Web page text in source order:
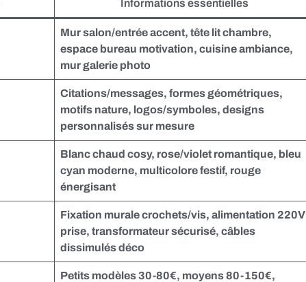
Informations essentielles
Mur salon/entrée accent, tête lit chambre,
espace bureau motivation, cuisine ambiance,
mur galerie photo
Citations/messages, formes géométriques,
motifs nature, logos/symboles, designs
personnalisés sur mesure
Blanc chaud cosy, rose/violet romantique, bleu
cyan moderne, multicolore festif, rouge
énergisant
Fixation murale crochets/vis, alimentation 220V
prise, transformateur sécurisé, câbles
dissimulés déco
Petits modèles 30-80€, moyens 80-150€,